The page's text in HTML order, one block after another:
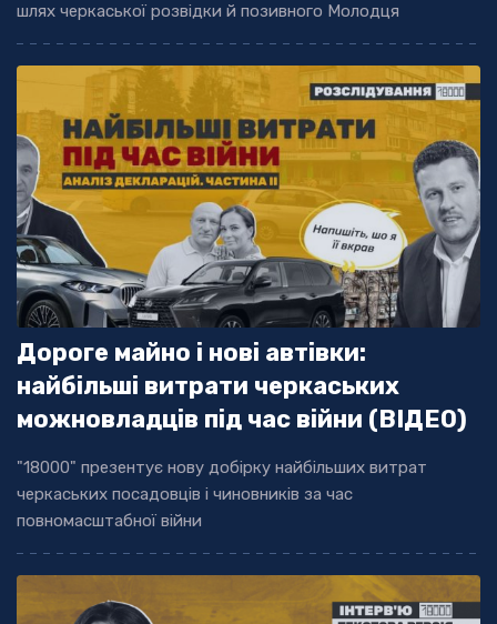
шлях черкаської розвідки й позивного Молодця
Дороге майно і нові автівки:
найбільші витрати черкаських
можновладців під час війни (ВІДЕО)
"18000" презентує нову добірку найбільших витрат
черкаських посадовців і чиновників за час
повномасштабної війни